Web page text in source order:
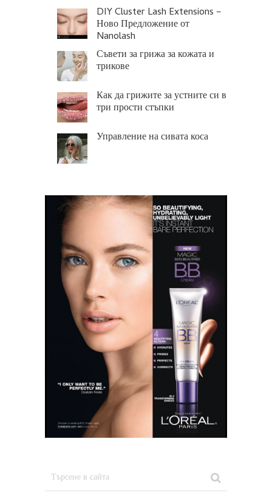
DIY Cluster Lash Extensions –
Ново Предложение от
Nanolash
Съвети за грижа за кожата и
трикове
Как да грижите за устните си в
три прости стъпки
Управление на сивата коса